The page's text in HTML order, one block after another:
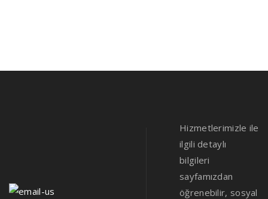
Hizmetlerimizle ile
ilgili detaylı
bilgileri
sayfamızdan
öğrenebilir, sosyal